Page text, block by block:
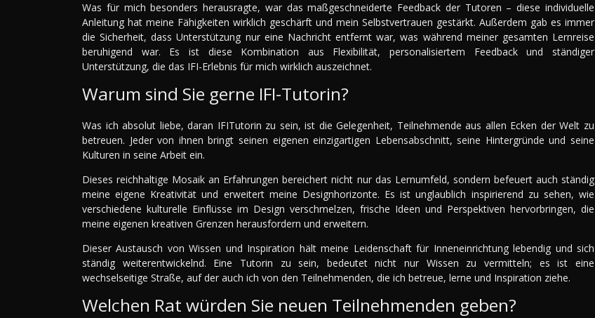
Was für mich besonders herausragte, war das maßgeschneiderte Feedback der Tutoren – diese individuelle
Anleitung hat meine Fähigkeiten wirklich geschärft und mein Selbstvertrauen gestärkt. Außerdem gab es immer
die Sicherheit, dass Unterstützung nur eine Nachricht entfernt war, was während meiner gesamten Lernreise
beruhigend war. Es ist diese Kombination aus Flexibilität, personalisiertem Feedback und ständiger
Unterstützung, die das IFI-Erlebnis für mich wirklich auszeichnet.
Warum sind Sie gerne IFI-Tutorin?
Was ich absolut liebe, daran IFITutorin zu sein, ist die Gelegenheit, Teilnehmende aus allen Ecken der Welt zu
betreuen. Jeder von ihnen bringt seinen eigenen einzigartigen Lebensabschnitt, seine Hintergründe und seine
Kulturen in seine Arbeit ein.
Dieses reichhaltige Mosaik an Erfahrungen bereichert nicht nur das Lernumfeld, sondern befeuert auch ständig
meine eigene Kreativität und erweitert meine Designhorizonte. Es ist unglaublich inspirierend zu sehen, wie
verschiedene kulturelle Einflüsse im Design verschmelzen, frische Ideen und Perspektiven hervorbringen, die
meine eigenen kreativen Grenzen herausfordern und erweitern.
Dieser Austausch von Wissen und Inspiration hält meine Leidenschaft für Inneneinrichtung lebendig und sich
ständig weiterentwickelnd. Eine Tutorin zu sein, bedeutet nicht nur Wissen zu vermitteln; es ist eine
wechselseitige Straße, auf der auch ich von den Teilnehmenden, die ich betreue, lerne und Inspiration ziehe.
Welchen Rat würden Sie neuen Teilnehmenden geben?